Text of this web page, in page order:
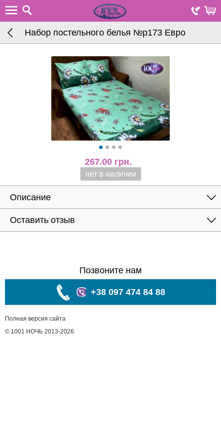
Набор постельного белья №р173 Евро
267.00 грн.
нет в наличии
Описание
Оставить отзыв
Позвоните нам
+38 097 474 84 88
Полная версия сайта
© 1001 НОЧЬ 2013-2026